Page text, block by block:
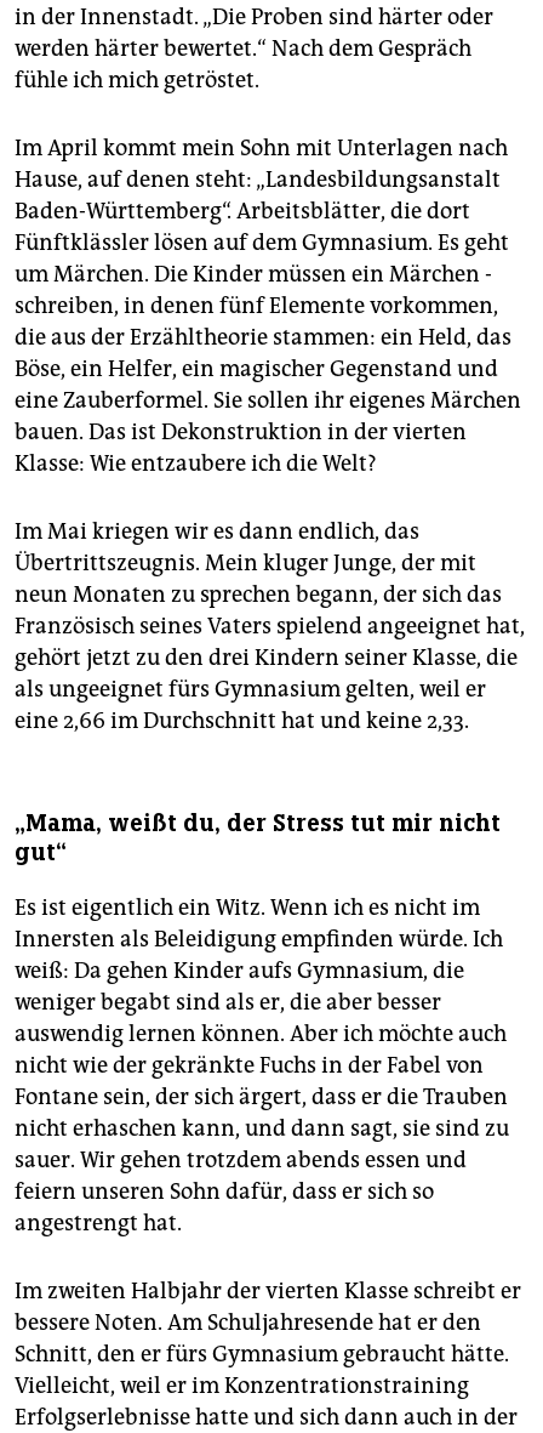
in der Innenstadt. „Die Proben sind härter oder
werden härter bewertet.“ Nach dem Gespräch
fühle ich mich getröstet.
Im April kommt mein Sohn mit Unterlagen nach
Hause, auf denen steht: „Landesbildungsanstalt
Baden-Württemberg“. Arbeitsblätter, die dort
Fünftklässler lösen auf dem Gymnasium. Es geht
um Märchen. Die Kinder müssen ein Märchen ­
schreiben, in denen fünf Elemente vorkommen,
die aus der Erzähltheorie stammen: ein Held, das
Böse, ein Helfer, ein magischer Gegenstand und
eine Zauberformel. Sie sollen ihr eigenes Märchen
bauen. Das ist Dekonstruktion in der vierten
Klasse: Wie entzaubere ich die Welt?
Im Mai kriegen wir es dann endlich, das
Übertrittszeugnis. Mein kluger Junge, der mit
neun Monaten zu sprechen begann, der sich das
Französisch seines Vaters spielend angeeignet hat,
gehört jetzt zu den drei Kindern seiner Klasse, die
als ungeeignet fürs Gymnasium gelten, weil er
eine 2,66 im Durchschnitt hat und keine 2,33.
„Mama, weißt du, der Stress tut mir nicht
gut“
Es ist eigentlich ein Witz. Wenn ich es nicht im
Innersten als Beleidigung empfinden würde. Ich
weiß: Da gehen Kinder aufs Gymnasium, die
weniger begabt sind als er, die aber besser
auswendig lernen können. Aber ich möchte auch
nicht wie der gekränkte Fuchs in der Fabel von
Fontane sein, der sich ärgert, dass er die Trauben
nicht erhaschen kann, und dann sagt, sie sind zu
sauer. Wir gehen trotzdem abends essen und
feiern unseren Sohn dafür, dass er sich so
angestrengt hat.
Im zweiten Halbjahr der vierten Klasse schreibt er
bessere Noten. Am Schuljahresende hat er den
Schnitt, den er fürs Gymnasium gebraucht hätte.
Vielleicht, weil er im Konzentrationstraining
Erfolgserlebnisse hatte und sich dann auch in der